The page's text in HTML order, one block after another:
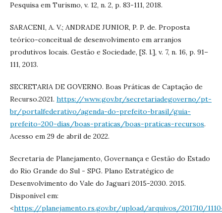
Pesquisa em Turismo, v. 12, n. 2, p. 83-111, 2018.
SARACENI, A. V.; ANDRADE JUNIOR, P. P. de. Proposta
teórico-conceitual de desenvolvimento em arranjos
produtivos locais. Gestão e Sociedade, [S. l.], v. 7, n. 16, p. 91–
111, 2013.
SECRETARIA DE GOVERNO. Boas Práticas de Captação de
Recurso.2021. https://www.gov.br/secretariadegoverno/pt-
br/portalfederativo/agenda-do-prefeito-brasil/guia-
prefeito-200-dias/boas-praticas/boas-praticas-recursos.
Acesso em 29 de abril de 2022.
Secretaria de Planejamento, Governança e Gestão do Estado
do Rio Grande do Sul - SPG. Plano Estratégico de
Desenvolvimento do Vale do Jaguari 2015-2030. 2015.
Disponível em:
<https://planejamento.rs.gov.br/upload/arquivos/201710/